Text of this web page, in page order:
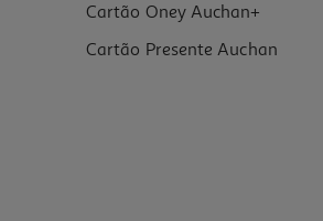
Cartão Oney Auchan+
Cartão Presente Auchan